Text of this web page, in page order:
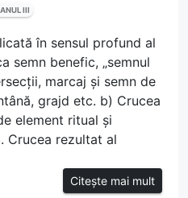
III
în sensul profund al
semn benefic, „semnul
marcaj și semn de
grajd etc. b) Crucea
element ritual și
Crucea rezultat al
Citește mai mult